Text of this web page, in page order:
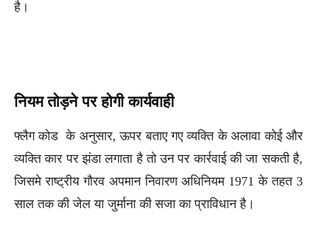
है।
नियम तोड़ने पर होगी कार्यवाही
फ्लैग कोड के अनुसार, ऊपर बताए गए व्यक्ति के अलावा कोई और
व्यक्ति कार पर झंडा लगाता है तो उन पर कार्रवाई की जा सकती है,
जिसमे राष्ट्रीय गौरव अपमान निवारण अधिनियम 1971 के तहत 3
साल तक की जेल या जुर्माना की सजा का प्राविधान है।